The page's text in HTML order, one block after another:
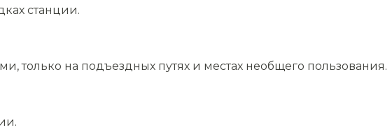
станции.
на подъездных путях и местах необщего пользования.